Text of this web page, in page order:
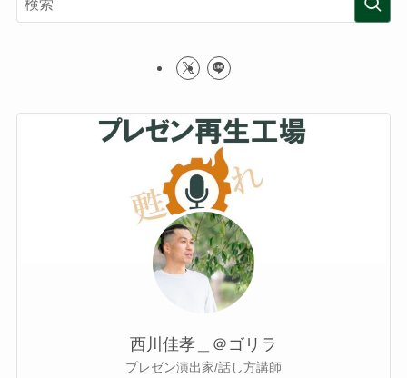
西川佳孝＿＠ゴリラ
プレゼン演出家/話し方講師